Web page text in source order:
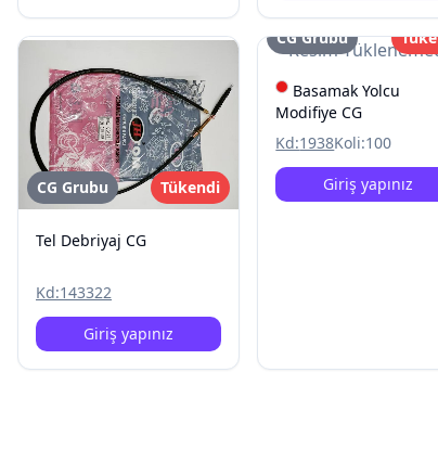
CG Grubu Tükendi
Tel Debriyaj CG
Kd:143322
Giriş yapınız
Resim
CG Grubu
Basamak Yolcu
Modifiye CG
Kd:1938Koli:100
Giriş yapınız